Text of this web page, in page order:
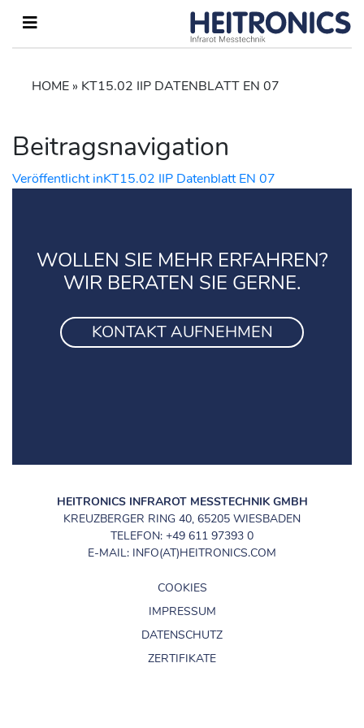
HOME » KT15.02 IIP DATENBLATT EN 07
Beitragsnavigation
Veröffentlicht inKT15.02 IIP Datenblatt EN 07
WOLLEN SIE MEHR ERFAHREN?
WIR BERATEN SIE GERNE.
KONTAKT AUFNEHMEN
HEITRONICS INFRAROT MESSTECHNIK GMBH
KREUZBERGER RING 40, 65205 WIESBADEN
TELEFON: +49 611 97393 0
E-MAIL: INFO(AT)HEITRONICS.COM
COOKIES
IMPRESSUM
DATENSCHUTZ
ZERTIFIKATE